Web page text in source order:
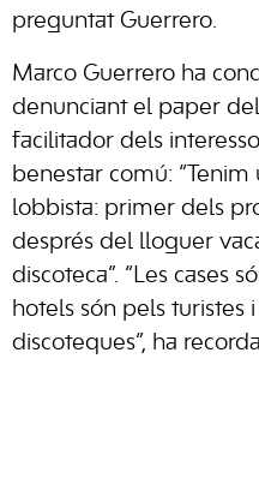
preguntat Guerrero.
Marco Guerrero ha
denunciant el paper
facilitador dels
benestar comú:
lobbista: primer dels
després del lloguer
discoteca”. “Les cases
hotels són pels turistes
discoteques”, ha